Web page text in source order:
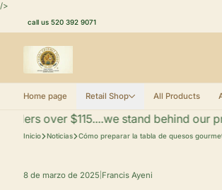
/>
call us 520 392 9071
Home page Retail Shop All Products
over $115....we stand behind our
Inicio Noticias Cómo preparar la tabla de quesos
8 de marzo de 2025 Francis Ayeni